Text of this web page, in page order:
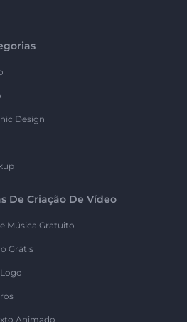
Design
De Criação De Vídeo
Música Gratuito
Grátis
Animado